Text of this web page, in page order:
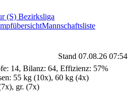
(S) Bezirksliga
Mannschaftsliste
Stand 07.08.26 07:54
14, Bilanz: 64, Effizienz: 57%
55 kg (10x), 60 kg (4x)
gr. (7x)